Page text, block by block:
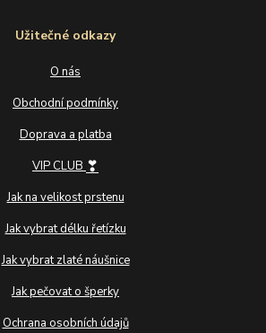
Užitečné odkazy
O nás
Obchodní podmínky
Doprava a platba
VIP CLUB ❣
Jak na velikost prstenu
Jak vybrat délku řetízku
Jak vybrat zlaté náušnice
Jak pečovat o šperky
Ochrana osobních údajů